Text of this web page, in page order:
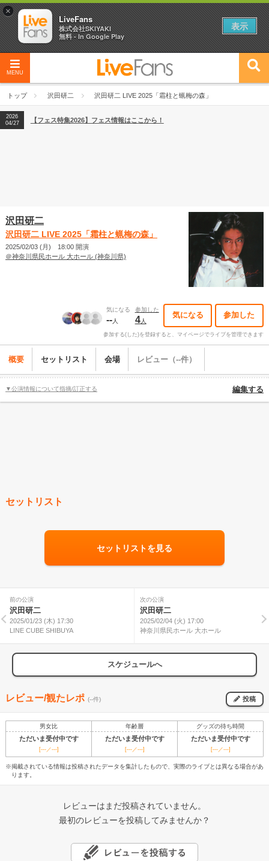
MENU
トップ 沢田研二 沢田研二 LIVE 2025「霜柱と蝋梅の森」
2026
04/27
2026
【ライブ動員ランキング】2026年上半期編発表！
2026
04/27
【フェス特集2026】フェス情報はここから！
沢田研二
沢田研二 LIVE 2025「霜柱と蝋梅の森」
2025/02/03 (月) 18:00 開演
＠神奈川県民ホール 大ホール (神奈川県)
気になる
--人
参加した
4人
気になる 参加した
参加する(した)を登録すると、マイページでライブを管理できます
概要 セットリスト 会場 レビュー（--件）
▼公演情報について指摘/訂正する 編集する
セットリスト
セットリストを見る
前の公演
沢田研二
2025/01/23 (木) 17:30
LINE CUBE SHIBUYA
次の公演
沢田研二
2025/02/04 (火) 17:00
神奈川県民ホール 大ホール
スケジュールへ
レビュー/観たレポ (--件) 投稿
男女比 年齢層 グッズの待ち時間
ただいま受付中です ただいま受付中です ただいま受付中です
[---／---] [---／---] [---／---]
※掲載されている情報は投稿されたデータを集計したもので、実際のライブとは異なる場合があ
ります。
レビューはまだ投稿されていません。
最初のレビューを投稿してみませんか？
×
LiveFans
株式会社SKIYAKI
無料 - In Google Play
表示